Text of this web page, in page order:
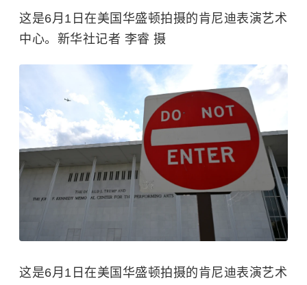
这是6月1日在美国华盛顿拍摄的肯尼迪表演艺术
中心。新华社记者 李睿 摄
这是6月1日在美国华盛顿拍摄的肯尼迪表演艺术